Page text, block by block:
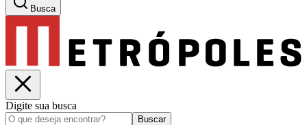
Busca
Digite sua busca
Buscar